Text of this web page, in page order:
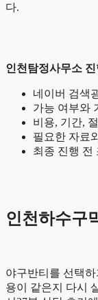
다.
인천탐정사무소 진
네이버 검색
가능 여부와
비용, 기간,
필요한 자료
최종 진행 전
인천하수구
야구반티를 선택
용이 같은지 다시